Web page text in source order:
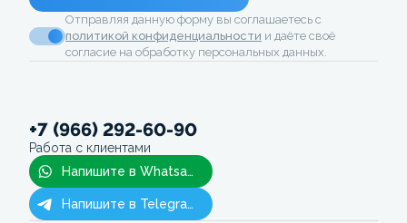
Отправляя данную форму вы соглашаетесь с
политикой конфиденциальности и даёте своё
согласие на обработку персональных данных.
+7 (966) 292-60-90
Работа с клиентами
Напишите в Whatsapp
Напишите в Telegram